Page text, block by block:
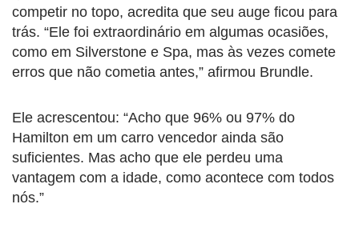
competir no topo, acredita que seu auge ficou para
trás. “Ele foi extraordinário em algumas ocasiões,
como em Silverstone e Spa, mas às vezes comete
erros que não cometia antes,” afirmou Brundle.
Ele acrescentou: “Acho que 96% ou 97% do
Hamilton em um carro vencedor ainda são
suficientes. Mas acho que ele perdeu uma
vantagem com a idade, como acontece com todos
nós.”